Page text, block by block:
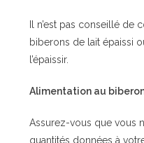
Il n’est pas conseillé de
biberons de lait épaissi
l’épaissir.
Alimentation au
Assurez-vous que vous
quantités données à